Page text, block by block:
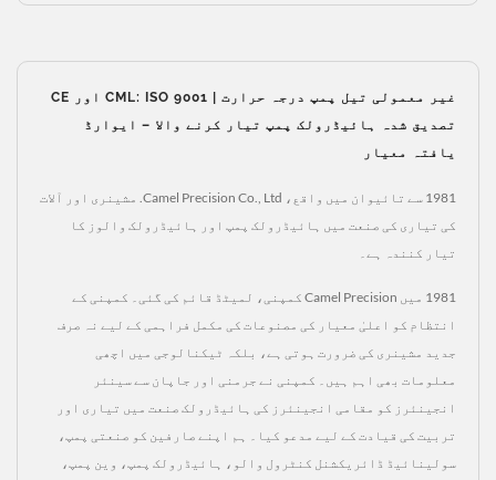
غیر معمولی تیل پمپ درجہ حرارت | CML: ISO 9001 اور CE
تصدیق شدہ ہائیڈرولک پمپ تیار کرنے والا – ایوارڈ
یافتہ معیار
1981 سے تائیوان میں واقع، Camel Precision Co., Ltd. مشینری اور آلات
کی تیاری کی صنعت میں ہائیڈرولک پمپ اور ہائیڈرولک والوز کا
تیار کنندہ ہے۔
1981 میں Camel Precision کمپنی، لمیٹڈ قائم کی گئی۔ کمپنی کے
انتظام کو اعلیٰ معیار کی مصنوعات کی مکمل فراہمی کے لیے نہ صرف
جدید مشینری کی ضرورت ہوتی ہے، بلکہ ٹیکنالوجی میں اچھی
معلومات بھی اہم ہیں۔ کمپنی نے جرمنی اور جاپان سے سینئر
انجینئرز کو مقامی انجینئرز کی ہائیڈرولک صنعت میں تیاری اور
تربیت کی قیادت کے لیے مدعو کیا۔ ہم اپنے صارفین کو صنعتی پمپ،
سولینائیڈ ڈائریکشنل کنٹرول والو، ہائیڈرولک پمپ، وین پمپ،